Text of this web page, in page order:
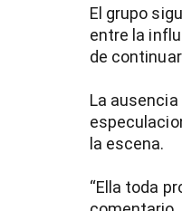
16
seconds
90%
El grupo
entre la
de
La
la escena.
“Ella toda